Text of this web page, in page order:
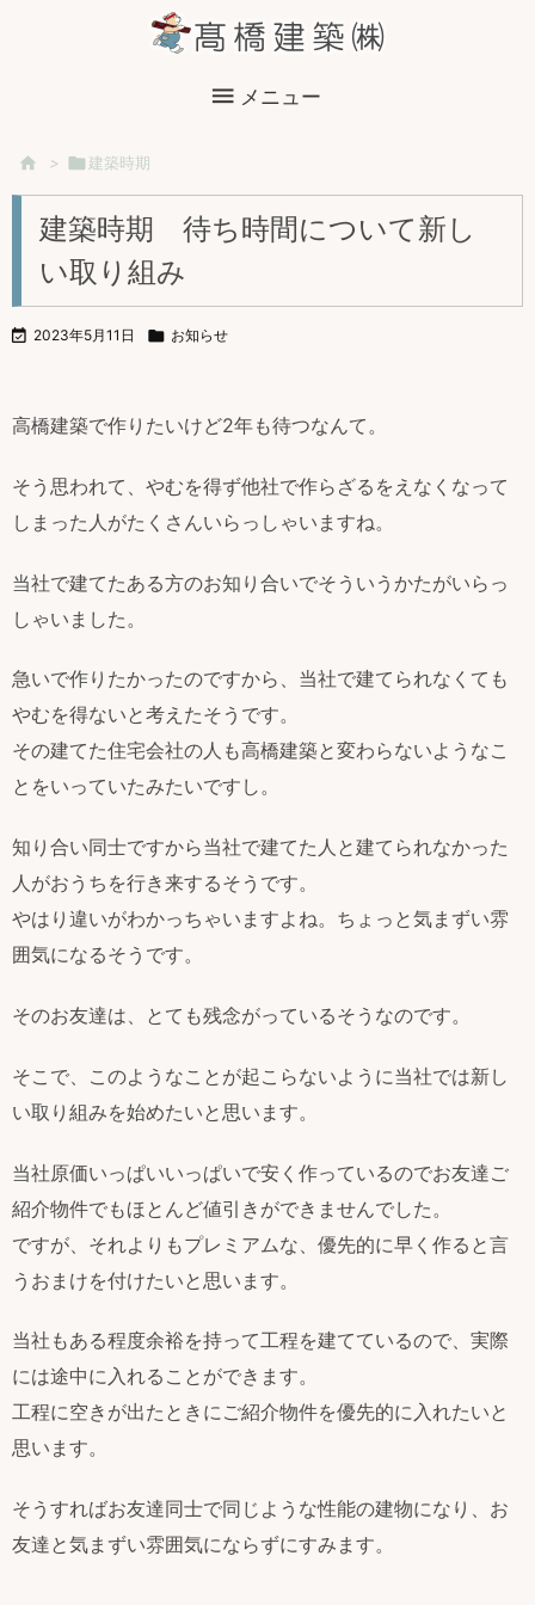
メニュー
 > 建築時期
建築時期 待ち時間について新し
い取り組み
 2023年5月11日  お知らせ
高橋建築で作りたいけど2年も待つなんて。
そう思われて、やむを得ず他社で作らざるをえなくなって
しまった人がたくさんいらっしゃいますね。
当社で建てたある方のお知り合いでそういうかたがいらっ
しゃいました。
急いで作りたかったのですから、当社で建てられなくても
やむを得ないと考えたそうです。
その建てた住宅会社の人も高橋建築と変わらないようなこ
とをいっていたみたいですし。
知り合い同士ですから当社で建てた人と建てられなかった
人がおうちを行き来するそうです。
やはり違いがわかっちゃいますよね。ちょっと気まずい雰
囲気になるそうです。
そのお友達は、とても残念がっているそうなのです。
そこで、このようなことが起こらないように当社では新し
い取り組みを始めたいと思います。
当社原価いっぱいいっぱいで安く作っているのでお友達ご
紹介物件でもほとんど値引きができませんでした。
ですが、それよりもプレミアムな、優先的に早く作ると言
うおまけを付けたいと思います。
当社もある程度余裕を持って工程を建てているので、実際
には途中に入れることができます。
工程に空きが出たときにご紹介物件を優先的に入れたいと
思います。
そうすればお友達同士で同じような性能の建物になり、お
友達と気まずい雰囲気にならずにすみます。